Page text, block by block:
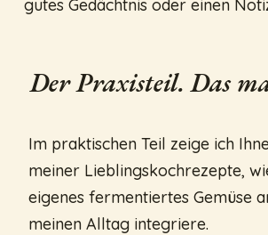
gutes Gedächtnis oder einen
Der Praxisteil. Das
Im praktischen Teil zeige ich
meiner Lieblingskochrezepte,
eigenes fermentiertes Gemüse
meinen Alltag integriere.